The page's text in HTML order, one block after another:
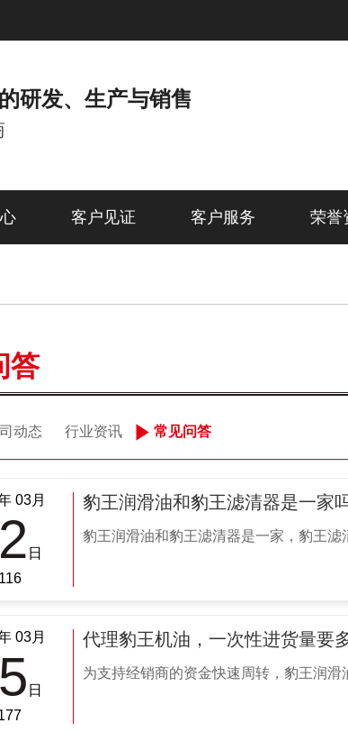
研发、生产与销售
客户见证 客户服务 荣誉
答
动态 行业资讯 常见问答
03月
日
豹王润滑油和豹王滤清器是一家
豹王润滑油和豹王滤清器是一家，豹王
03月
日
代理豹王机油，一次性进货量要
为支持经销商的资金快速周转，豹王润